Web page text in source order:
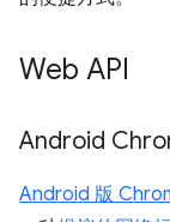
Web API
Android
Android 版